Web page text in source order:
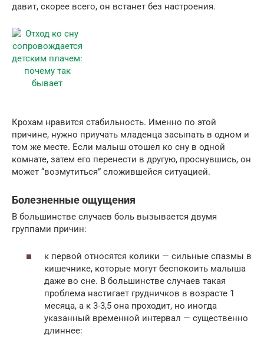
давит, скорее всего, он встанет без настроения.
Крохам нравится стабильность. Именно по этой
причине, нужно приучать младенца засыпать в одном и
том же месте. Если малыш отошел ко сну в одной
комнате, затем его перенести в другую, проснувшись, он
может “возмутиться” сложившейся ситуацией.
Болезненные ощущения
В большинстве случаев боль вызывается двумя
группами причин:
к первой относятся колики — сильные спазмы в
кишечнике, которые могут беспокоить малыша
даже во сне. В большинстве случаев такая
проблема настигает грудничков в возрасте 1
месяца, а к 3-3,5 она проходит, но иногда
указанный временной интервал — существенно
длиннее: